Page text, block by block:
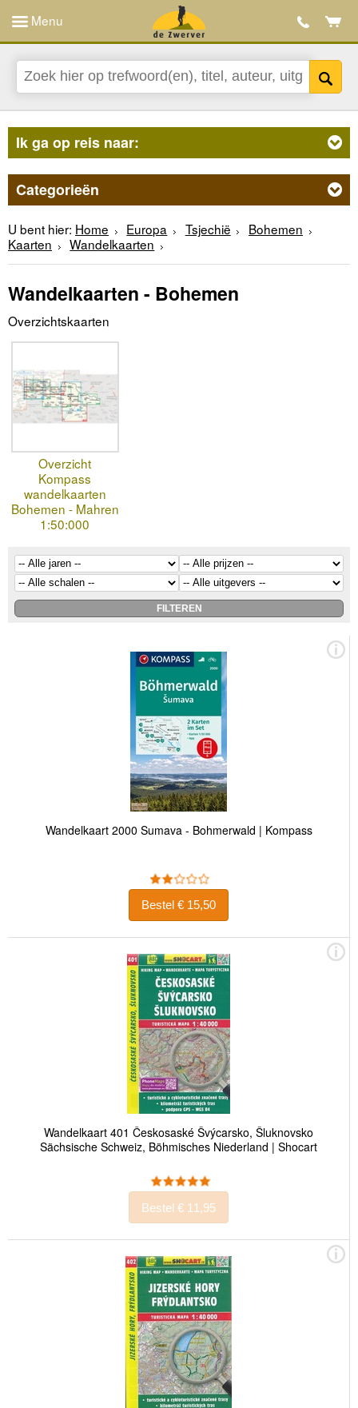
Menu
Ik ga op reis naar:
Categorieën
U bent hier: Home Europa Tsjechië
Bohemen
Kaarten
Wandelkaarten
Wandelkaarten - Bohemen
Overzichtskaarten
Overzicht
Kompass
wandelkaarten
Bohemen - Mahren
1:50:000
Wandelkaart 2000 Sumava - Bohmerwald | Kompass
Bestel € 15,50
Wandelkaart 401 Českosaské Švýcarsko, Šluknovsko
Sächsische Schweiz, Böhmisches Niederland | Shocart
Bestel € 11,95